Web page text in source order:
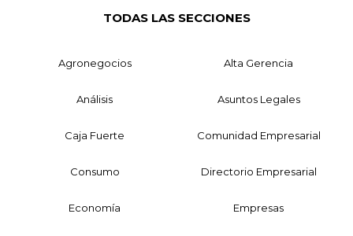
TODAS LAS SECCIONES
Agronegocios Alta Gerencia
Análisis Asuntos Legales
Caja Fuerte Comunidad Empresarial
Consumo Directorio Empresarial
Economía Empresas